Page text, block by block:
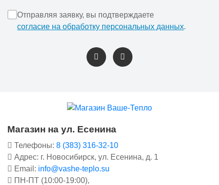
Отправляя заявку, вы подтверждаете
согласие на обработку персональных данных.
Магазин на ул. Есенина
Телефоны: 8 (383) 316-32-10
Адрес: г. Новосибирск, ул. Есенина, д. 1
Email: info@vashe-teplo.su
ПН-ПТ (10:00-19:00),